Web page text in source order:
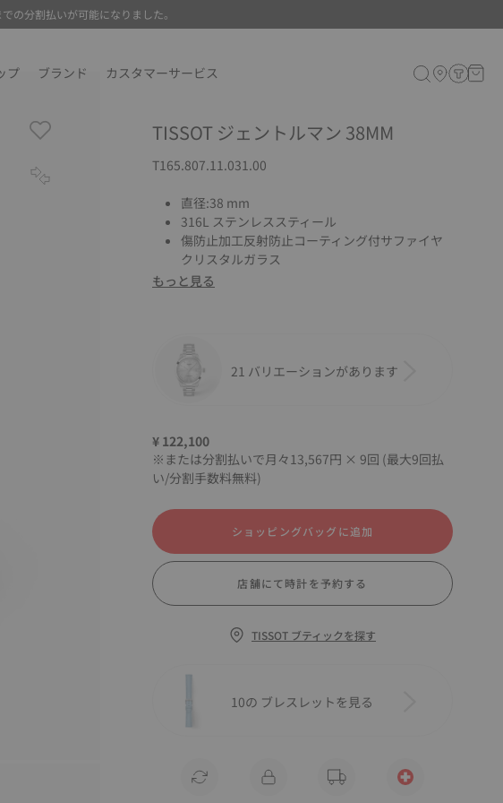
の分割払いが可能になりました。
プ ブランド カスタマーサービス
TISSOT ジェントルマン 38MM
T165.807.11.031.00
直径:38 mm
316L ステンレススティール
傷防止加工反射防止コーティング付サファイヤ
クリスタルガラス
もっと見る
21 バリエーションがあります
¥ 122,100
※または分割払いで月々13,567円 × 9回 (最大9回払
い/分割手数料無料)
ショッピングバッグに追加
店舗にて時計を予約する
TISSOT ブティックを探す
10の ブレスレットを見る